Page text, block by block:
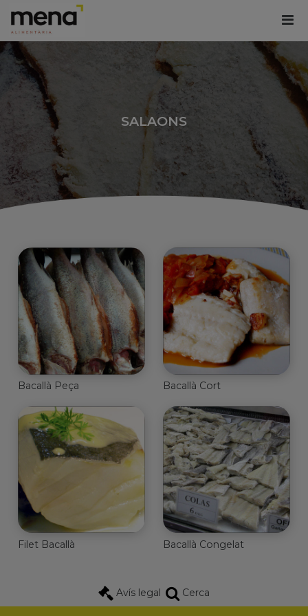
SALAONS
Bacallà Peça Bacallà Cort
Filet Bacallà Bacallà Congelat
Avís legal Cerca